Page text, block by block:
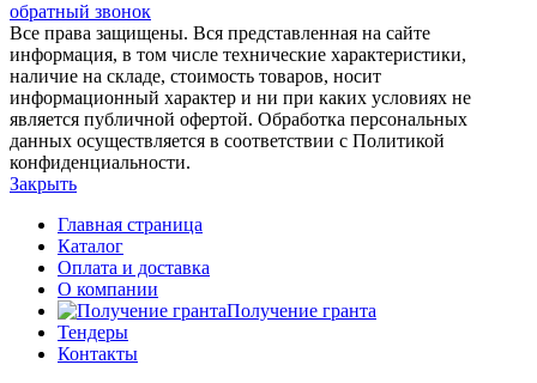
обратный звонок
Все права защищены. Вся представленная на сайте
информация, в том числе технические характеристики,
наличие на складе, стоимость товаров, носит
информационный характер и ни при каких условиях не
является публичной офертой. Обработка персональных
данных осуществляется в соответствии с Политикой
конфиденциальности.
Закрыть
Главная страница
Каталог
Оплата и доставка
О компании
Получение гранта
Тендеры
Контакты